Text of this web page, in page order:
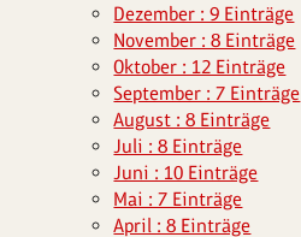
Dezember : 9 Einträge
November : 8 Einträge
Oktober : 12 Einträge
September : 7 Einträge
August : 8 Einträge
Juli : 8 Einträge
Juni : 10 Einträge
Mai : 7 Einträge
April : 8 Einträge